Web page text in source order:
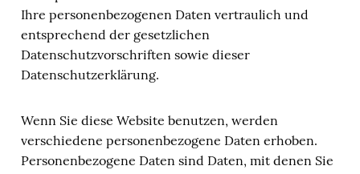
Ihre personenbezogenen Daten vertraulich und
entsprechend der gesetzlichen
Datenschutzvorschriften sowie dieser
Datenschutzerklärung.
Wenn Sie diese Website benutzen, werden
verschiedene personenbezogene Daten erhoben.
Personenbezogene Daten sind Daten, mit denen Sie